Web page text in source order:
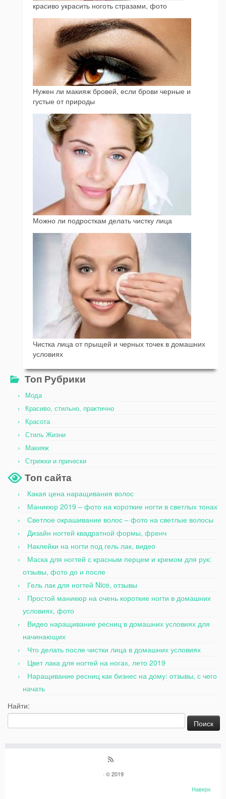
красиво украсить ноготь стразами, фото
Нужен ли макияж бровей, если брови черные и
густые от природы
Можно ли подросткам делать чистку лица
Чистка лица от прыщей и черных точек в домашних
условиях
Топ Рубрики
Мода
Красиво, стильно, практично
Красота
Стиль Жизни
Макияж
Стрижки и прически
Топ сайта
Какая цена наращивания волос
Маникюр 2019 – фото на короткие ногти в светлых тонах
Светлое окрашивание волос – фото на светлые волосы
Дизайн ногтей квадратной формы, френч
Наклейки на ногти под гель лак, видео
Маска для ногтей с красным перцем и кремом для рук:
отзывы, фото до и после
Гель лак для ногтей Nice, отзывы
Простой маникюр на очень короткие ногти в домашних
условиях, фото
Видео наращивание ресниц в домашних условиях для
начинающих
Что делать после чистки лица в домашних условиях
Цвет лака для ногтей на ногах, лето 2019
Наращивание ресниц как бизнес на дому: отзывы, с чего
начать
Найти:
· © 2019
Наверх